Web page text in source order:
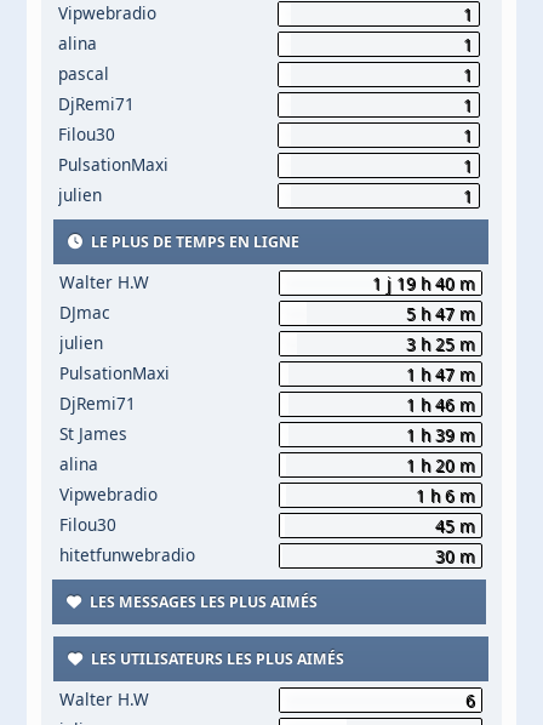
Vipwebradio
1
alina
1
pascal
1
DjRemi71
1
Filou30
1
PulsationMaxi
1
julien
1
LE PLUS DE TEMPS EN LIGNE
Walter H.W
1 j 19 h 40 m
DJmac
5 h 47 m
julien
3 h 25 m
PulsationMaxi
1 h 47 m
DjRemi71
1 h 46 m
St James
1 h 39 m
alina
1 h 20 m
Vipwebradio
1 h 6 m
Filou30
45 m
hitetfunwebradio
30 m
LES MESSAGES LES PLUS AIMÉS
LES UTILISATEURS LES PLUS AIMÉS
Walter H.W
6